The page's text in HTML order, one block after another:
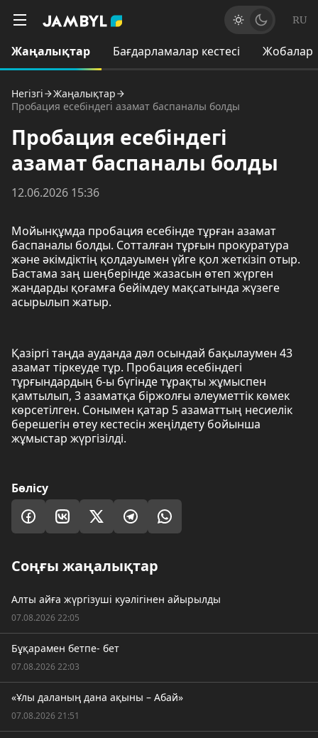
RU
Жаңалықтар Бағдарламалар кестесі Жобалар
Негізгі
Жаңалықтар
Пробация есебіндегі азамат баспаналы болды
Пробация есебіндегі
азамат баспаналы болды
12.06.2026 15:36
Мойынқұмда пробация есебінде тұрған азамат
баспаналы болды. Сотталған тұрғын прокуратура
және әкімдіктің қолдауымен үйге қол жеткізіп отыр.
Бастама заң шеңберінде жазасын өтеп жүрген
жандарды қоғамға бейімдеу мақсатында жүзеге
асырылып жатыр.
Қазіргі таңда ауданда дәл осындай бақылаумен 43
азамат тіркеуде тұр. Пробация есебіндегі
тұрғындардың 6-ы бүгінде тұрақты жұмыспен
қамтылып, 3 азаматқа біржолғы әлеуметтік көмек
көрсетілген. Сонымен қатар 5 азаматтың несиелік
берешегін өтеу кестесін жеңілдету бойынша
жұмыстар жүргізілді.
Бөлісу
Соңғы жаңалықтар
Алты айға жүргізуші куәлігінен айырылды
07.08.2026 22:05
Бұқарамен бетпе- бет
07.08.2026 22:03
«Ұлы даланың дана ақыны – Абай»
07.08.2026 21:51